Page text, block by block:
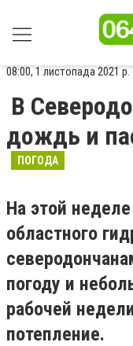
08:00, 1 листопада 2021 р.
В
дождь и
ПОГОДА
На этой
областного
погоду и
рабочей
потепление.